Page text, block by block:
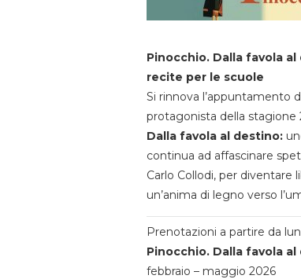
Pinocchio. Dalla favola
recite per le scuole
Si rinnova l’appuntamento
protagonista della stagione
Dalla favola al destino:
continua ad affascinare
Carlo Collodi, per diventare
un’anima di legno verso
Prenotazioni a partire da
Pinocchio. Dalla favola
febbraio – maggio 2026